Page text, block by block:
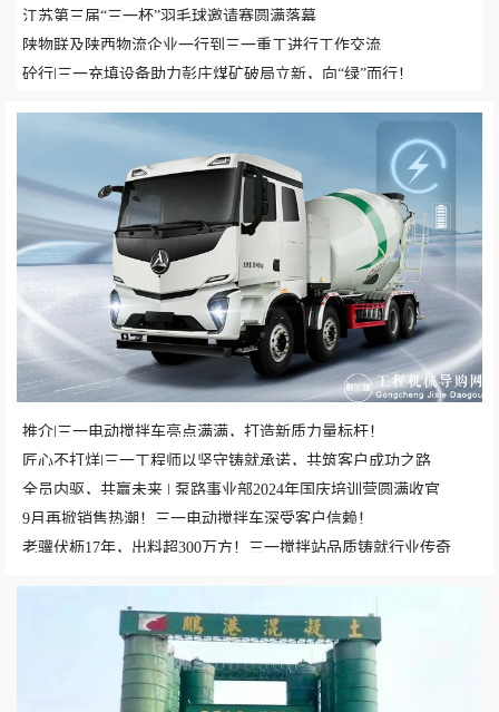
江苏第三届“三一杯”羽毛球邀请赛圆满落幕
陕物联及陕西物流企业一行到三一重工进行工作交流
砼行|三一充填设备助力彭庄煤矿破局立新，向“绿”而行！
推介|三一电动搅拌车亮点满满，打造新质力量标杆！
匠心不打烊|三一工程师以坚守铸就承诺，共筑客户成功之路
全员内驱，共赢未来 | 泵路事业部2024年国庆培训营圆满收官
9月再掀销售热潮！三一电动搅拌车深受客户信赖！
老骥伏枥17年，出料超300万方！三一搅拌站品质铸就行业传奇